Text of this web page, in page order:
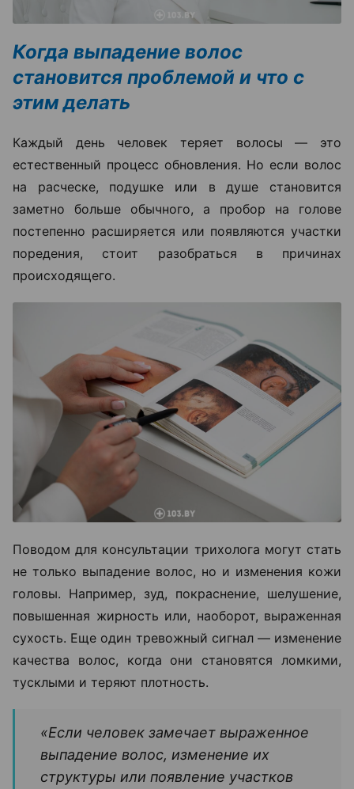
Когда выпадение волос
становится проблемой и что с
этим делать
Каждый день человек теряет волосы — это
естественный процесс обновления. Но если волос
на расческе, подушке или в душе становится
заметно больше обычного, а пробор на голове
постепенно расширяется или появляются участки
поредения, стоит разобраться в причинах
происходящего.
Поводом для консультации трихолога могут стать
не только выпадение волос, но и изменения кожи
головы. Например, зуд, покраснение, шелушение,
повышенная жирность или, наоборот, выраженная
сухость. Еще один тревожный сигнал — изменение
качества волос, когда они становятся ломкими,
тусклыми и теряют плотность.
«Если человек замечает выраженное
выпадение волос, изменение их
структуры или появление участков